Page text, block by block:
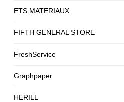
ETS.MATERIAUX
FIFTH GENERAL STORE
FreshService
Graphpaper
HERILL